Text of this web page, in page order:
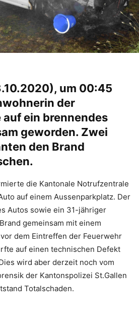
um 00:45
der
ein brennendes
geworden. Zwei
den Brand
die Kantonale Notrufzentrale
auf einem Aussenparkplatz. Der
Autos sowie ein 31-jähriger
gemeinsam mit einem
dem Eintreffen der Feuerwehr
auf einen technischen Defekt
wird aber derzeit noch vom
der Kantonspolizei St.Gallen
Totalschaden.